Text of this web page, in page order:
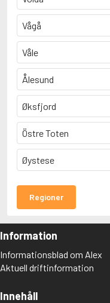
Vågå
Våle
Ålesund
Øksfjord
Östre Toten
Øystese
Regioner
Information
Informationsblad om Alex
Aktuell driftinformation
Innehåll